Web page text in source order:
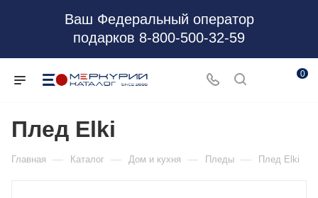
Ваш Федеральный оператор
подарков 8-800-500-32-59
0
Плед Elki
Главная — Каталог — Дом и кухня — Пледы — Плед Elki